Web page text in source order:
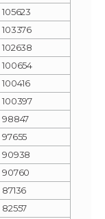
105623
103376
102638
100654
100416
100397
98847
97655
90938
90760
87136
82557